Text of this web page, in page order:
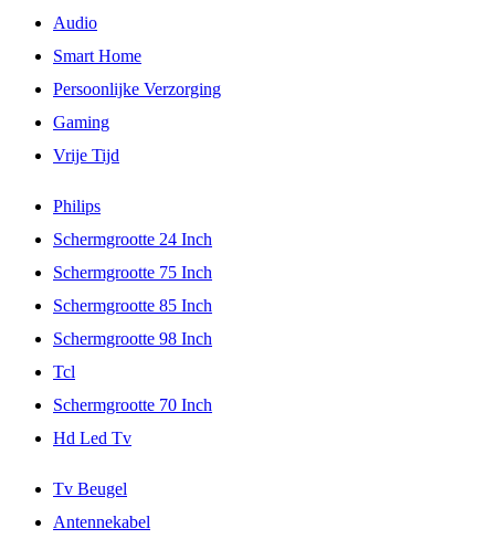
Audio
Smart Home
Persoonlijke Verzorging
Gaming
Vrije Tijd
Philips
Schermgrootte 24 Inch
Schermgrootte 75 Inch
Schermgrootte 85 Inch
Schermgrootte 98 Inch
Tcl
Schermgrootte 70 Inch
Hd Led Tv
Tv Beugel
Antennekabel